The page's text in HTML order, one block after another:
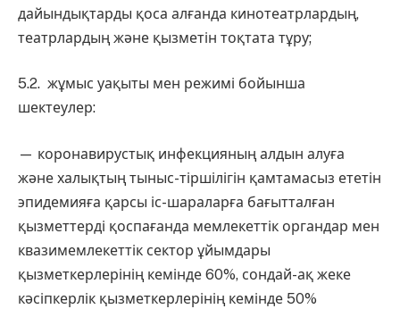
дайындықтарды қоса алғанда кинотеатрлардың,
театрлардың және қызметін тоқтата тұру;
5.2. жұмыс уақыты мен режимі бойынша
шектеулер:
— коронавирустық инфекцияның алдын алуға
және халықтың тыныс-тіршілігін қамтамасыз ететін
эпидемияға қарсы іс-шараларға бағытталған
қызметтерді қоспағанда мемлекеттік органдар мен
квазимемлекеттік сектор ұйымдары
қызметкерлерінің кемінде 60%, сондай-ақ жеке
кәсіпкерлік қызметкерлерінің кемінде 50%